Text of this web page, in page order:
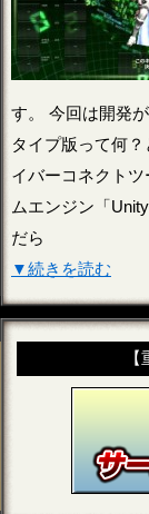
す。 今回は開発
タイプ版って何
イバーコネクト
ムエンジン「
だら
▼続きを読む